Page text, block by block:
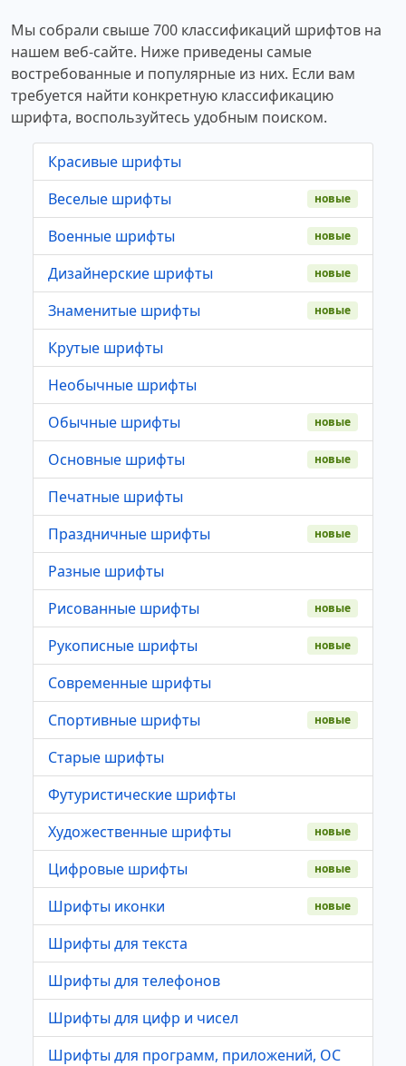
Мы собрали свыше 700 классификаций шрифтов на
нашем веб-сайте. Ниже приведены самые
востребованные и популярные из них. Если вам
требуется найти конкретную классификацию
шрифта, воспользуйтесь удобным поиском.
Красивые шрифты
Веселые шрифты
новые
Военные шрифты новые
Дизайнерские шрифты новые
Знаменитые шрифты новые
Крутые шрифты
Необычные шрифты
Обычные шрифты
новые
Основные шрифты новые
Печатные шрифты
Праздничные шрифты
новые
Разные шрифты
Рисованные шрифты
новые
Рукописные шрифты новые
Современные шрифты
Спортивные шрифты
новые
Старые шрифты
Футуристические шрифты
Художественные шрифты
новые
Цифровые шрифты новые
Шрифты иконки новые
Шрифты для текста
Шрифты для телефонов
Шрифты для цифр и чисел
Шрифты для программ, приложений, ОС